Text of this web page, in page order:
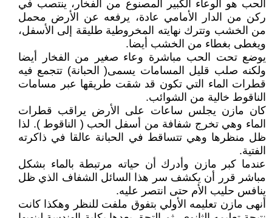
الحب هو الوعاء الكبير المصنوع من الفخار، ينتصب في
ركن من الدار الأمامي عادة، يرفعه عن الأرض محمل
من الخشب وتترك نهايته المخروطية طليقة إلى الأسفل،
ويغطى بغطاء من الخشب أيضا.
يوضع تحت الحب مباشرة وعاء صغير من الفخار أيضا
ولكنه صلب قليل المسامات يسمى( الحبانة) تتجمع فيه
قطرات الماء التي تكون قد شقت طريقها عبر مسامات
الناقوط خالية من الشوائب.
كان مازن يجلس ساعات على الأرض يراقب قطرات
الماء وهي تخرج شفافة من أسفل الحب ( الناقوط ). لذا
ظل منظرها وهي تتساقط في الحبانة عالقا في ذاكرته
الفتية.
عندما كبر مازن وأدرك أن حياته مرتبطة بالماء بشكل
مباشر قرر أن يكشف سر هذا السائل الشفاف الذي ظل
ينافس حليب الأم حتى انتصر عليه.
أنهى مازن تعليمه الأولي بتفوق ملفت للنظر وهكذا كانت